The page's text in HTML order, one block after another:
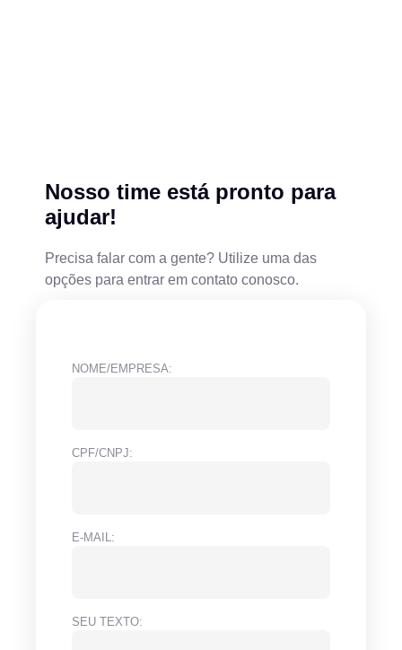
Nosso time está pronto para
ajudar!
Precisa falar com a gente? Utilize uma das
opções para entrar em contato conosco.
NOME/EMPRESA:
CPF/CNPJ:
E-MAIL:
SEU TEXTO: